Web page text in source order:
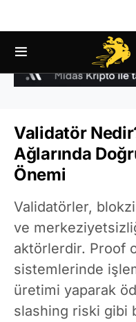
Validatör
Ağlarında
Önemi
Validatörler,
ve
aktörlerdir. Proof
sistemlerinde
üretimi yaparak
slashing riski gibi